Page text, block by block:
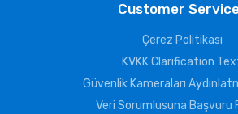
Customer
Çerez Politikası
KVKK Clarification
Güvenlik Kameraları
Veri Sorumlusuna Başvuru